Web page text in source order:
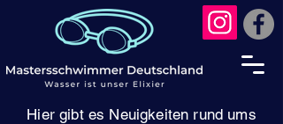
Hier gibt es Neuigkeiten rund ums